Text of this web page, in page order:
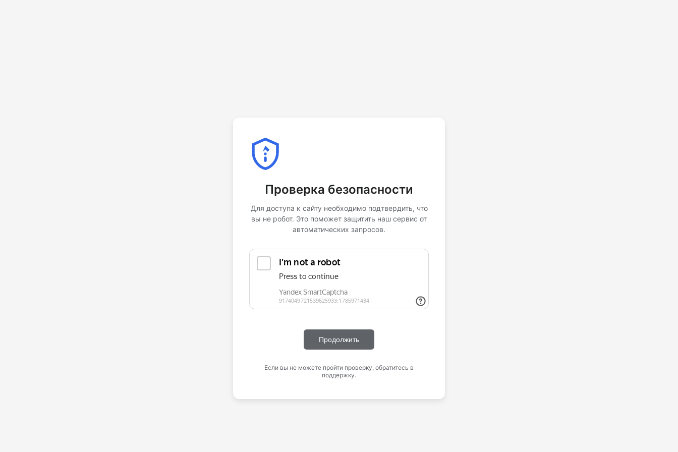
Проверка безопасности
Для доступа к сайту необходимо подтвердить, что
вы не робот. Это поможет защитить наш сервис от
автоматических запросов.
Продолжить
Если вы не можете пройти проверку, обратитесь в
поддержку.